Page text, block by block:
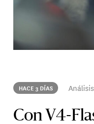
HACE 3 DÍAS Análisis
Con V4-